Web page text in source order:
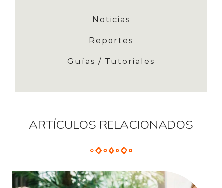
Noticias
Reportes
Guías / Tutoriales
ARTÍCULOS RELACIONADOS